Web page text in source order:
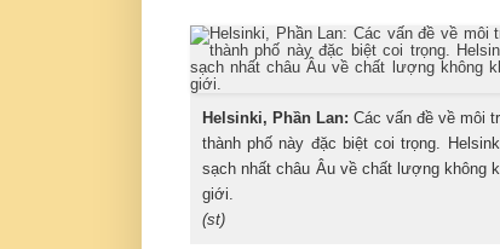
Helsinki, Phần Lan: Các vấn đề về môi
thành phố này đặc biệt coi trọng.
sạch nhất châu Âu về chất lượng không
giới.
(st)